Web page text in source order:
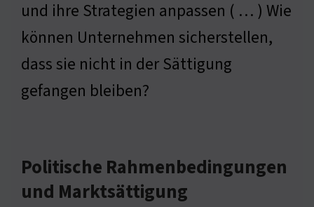
und ihre Strategien anpassen ( … ) Wie
können Unternehmen sicherstellen,
dass sie nicht in der Sättigung
gefangen bleiben?
Politische Rahmenbedingungen
und Marktsättigung